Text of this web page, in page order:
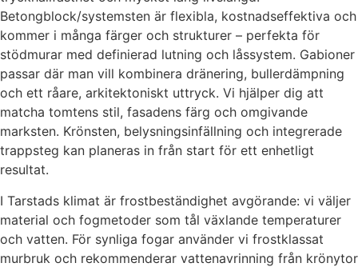
Betongblock/systemsten är flexibla, kostnadseffektiva och
kommer i många färger och strukturer – perfekta för
stödmurar med definierad lutning och låssystem. Gabioner
passar där man vill kombinera dränering, bullerdämpning
och ett råare, arkitektoniskt uttryck. Vi hjälper dig att
matcha tomtens stil, fasadens färg och omgivande
marksten. Krönsten, belysningsinfällning och integrerade
trappsteg kan planeras in från start för ett enhetligt
resultat.
I Tarstads klimat är frostbeständighet avgörande: vi väljer
material och fogmetoder som tål växlande temperaturer
och vatten. För synliga fogar använder vi frostklassat
murbruk och rekommenderar vattenavrinning från krönytor